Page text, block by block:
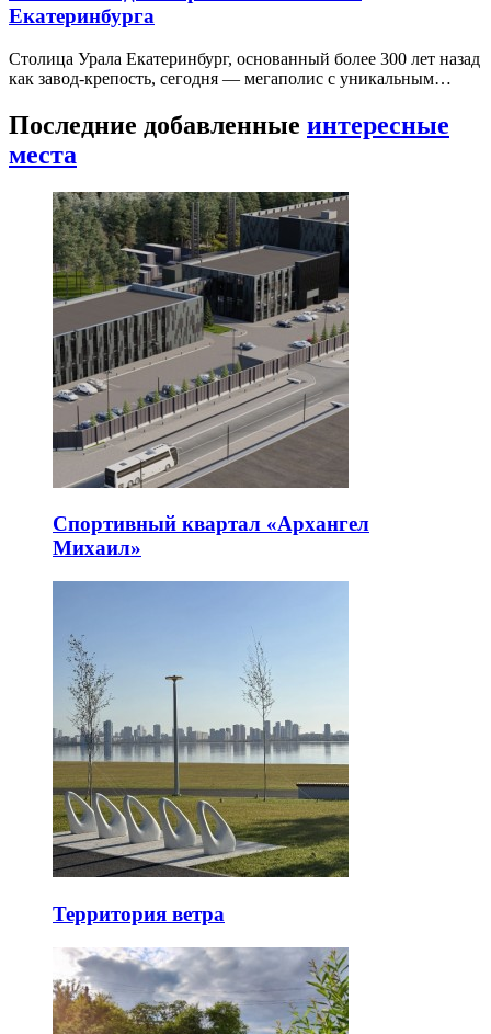
Екатеринбурга
Столица Урала Екатеринбург, основанный более 300 лет назад
как завод-крепость, сегодня — мегаполис с уникальным…
Последние добавленные интересные
места
Спортивный квартал «Архангел
Михаил»
Территория ветра